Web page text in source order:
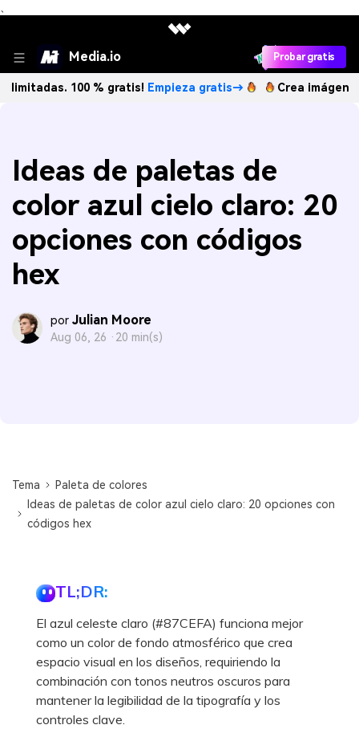
、
Media.io Probar gratis
100 % gratis!Empieza gratis→ Crea imágenes IA
Ideas de paletas de
color azul cielo claro: 20
opciones con códigos
hex
por Julian Moore
Aug 06, 26 · 20 min(s)
Tema
Paleta de colores
Ideas de paletas de color azul cielo claro: 20 opciones con
códigos hex
TL;DR:
El azul celeste claro (#87CEFA) funciona mejor
como un color de fondo atmosférico que crea
espacio visual en los diseños, requiriendo la
combinación con tonos neutros oscuros para
mantener la legibilidad de la tipografía y los
controles clave.